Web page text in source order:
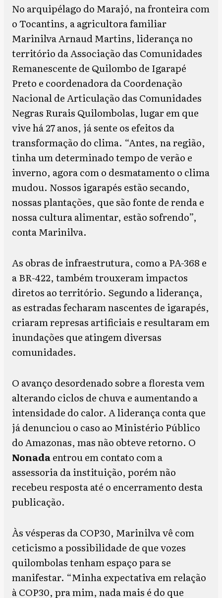
No arquipélago do Marajó, na fronteira com
o Tocantins, a agricultora familiar
Marinilva Arnaud Martins, liderança no
território da Associação das Comunidades
Remanescente de Quilombo de Igarapé
Preto e coordenadora da Coordenação
Nacional de Articulação das Comunidades
Negras Rurais Quilombolas, lugar em que
vive há 27 anos, já sente os efeitos da
transformação do clima. “Antes, na região,
tinha um determinado tempo de verão e
inverno, agora com o desmatamento o clima
mudou. Nossos igarapés estão secando,
nossas plantações, que são fonte de renda e
nossa cultura alimentar, estão sofrendo”,
conta Marinilva.
As obras de infraestrutura, como a PA-368 e
a BR-422, também trouxeram impactos
diretos ao território. Segundo a liderança,
as estradas fecharam nascentes de igarapés,
criaram represas artificiais e resultaram em
inundações que atingem diversas
comunidades.
O avanço desordenado sobre a floresta vem
alterando ciclos de chuva e aumentando a
intensidade do calor. A liderança conta que
já denunciou o caso ao Ministério Público
do Amazonas, mas não obteve retorno. O
Nonadaentrou em contato com a
assessoria da instituição, porém não
recebeu resposta até o encerramento desta
publicação.
Às vésperas da COP30, Marinilva vê com
ceticismo a possibilidade de que vozes
quilombolas tenham espaço para se
manifestar. “Minha expectativa em relação
à COP30, pra mim, nada mais é do que